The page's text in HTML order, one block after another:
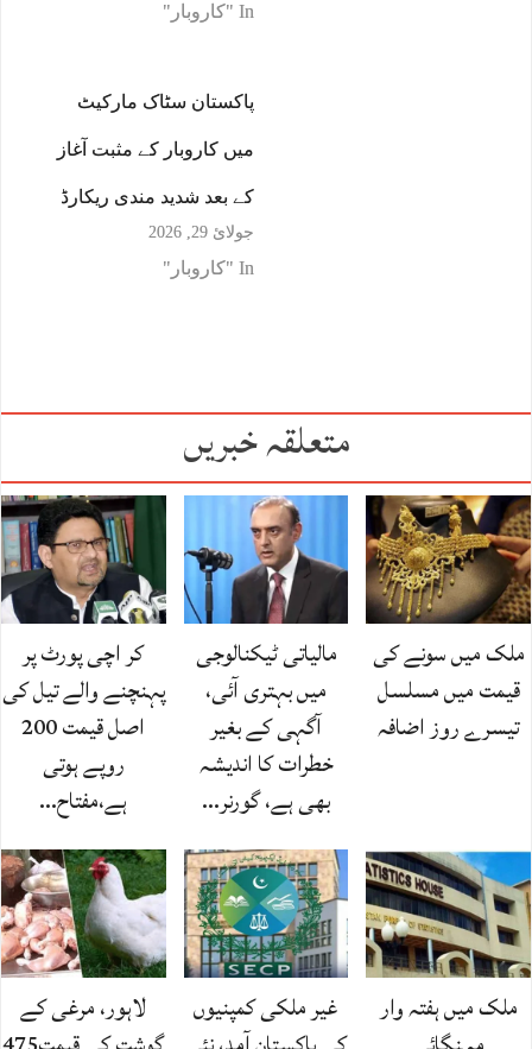
In "کاروبار"
پاکستان سٹاک مارکیٹ
میں کاروبار کے مثبت آغاز
کے بعد شدید مندی ریکارڈ
جولائ 29, 2026
In "کاروبار"
متعلقہ خبریں
ملک میں سونے کی
قیمت میں مسلسل
تیسرے روز اضافہ
مالیاتی ٹیکنالوجی
میں بہتری آئی،
آگہی کے بغیر
خطرات کا اندیشہ
بھی ہے، گورنر…
کر اچی پورٹ پر
پہنچنے والے تیل کی
اصل قیمت 200
روپے ہوتی
ہے،مفتاح…
ملک میں ہفتہ وار
غیر ملکی کمپنیوں
لاہور، مرغی کے